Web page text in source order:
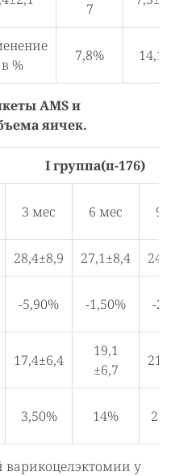
7
в %
7,8%
AMS и
яичек.
I группа(п-176)
3 мес 6 мес 9
28,4±8,9 27,1±8,4
-5,90% -1,50% -
17,4±6,4
19,1
±6,7
3,50% 14%
варикоцелэктомии у